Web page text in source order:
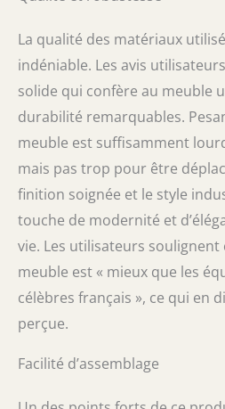
La qualité des matériaux
indéniable. Les avis
solide qui confère au meuble
durabilité remarquables.
meuble est suffisamment
mais pas trop pour être
finition soignée et le style
touche de modernité et
vie. Les utilisateurs soulignent
meuble est « mieux que les
célèbres français », ce qui en
perçue.
Facilité d’assemblage